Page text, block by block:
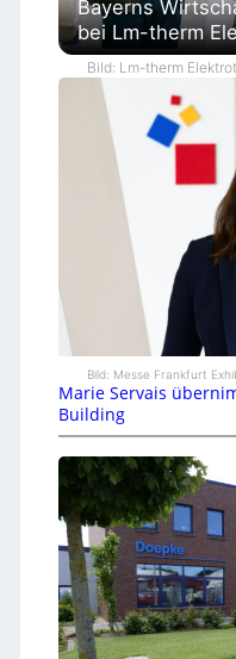
Bayerns
bei Lm-therm
Bild: Lm-therm
Bild: Messe Frankfurt
Marie Servais
Building